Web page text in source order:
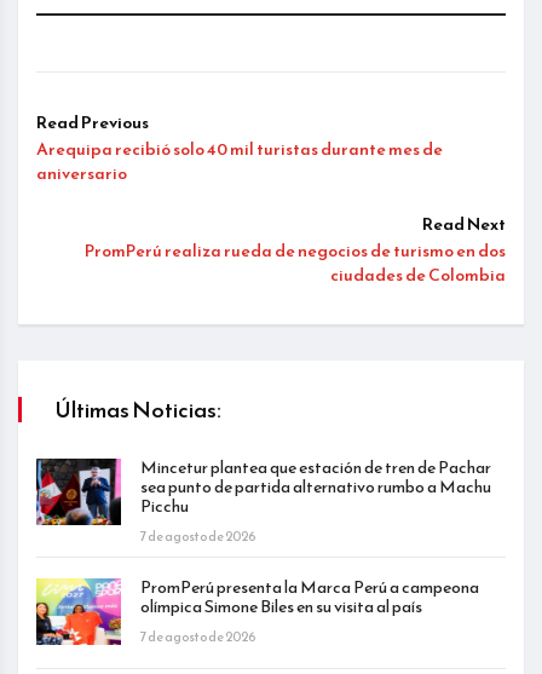
Read Previous
Arequipa recibió solo 40 mil turistas durante mes de
aniversario
Read Next
PromPerú realiza rueda de negocios de turismo en dos
ciudades de Colombia
Últimas Noticias:
Mincetur plantea que estación de tren de Pachar
sea punto de partida alternativo rumbo a Machu
Picchu
7 de agosto de 2026
PromPerú presenta la Marca Perú a campeona
olímpica Simone Biles en su visita al país
7 de agosto de 2026